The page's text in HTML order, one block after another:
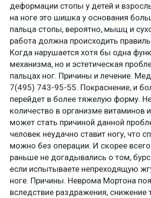
деформации стопы у детей и
на ноге это шишка у основания
пальца стопы, вероятно, мышц и
работа должна происходить
Когда нарушается хотя бы одна
механизма, но и эстетическая
пальцах ног. Причины и лечение.
7(495) 743-95-55. Покраснение, и
перейдет в более тяжелую форму.
количество в организме витаминов
может стать причиной данной
человек неудачно ставит ногу, что
можно без операции. И скорее
раньше не догадывались о том,
если испытываете непреходящую
ноге. Причины. Неврома Мортона
вследствие раздражения, снижение